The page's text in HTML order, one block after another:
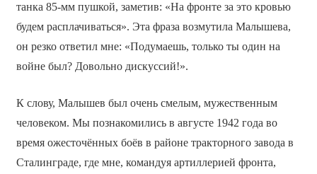
танка 85-мм пушкой, заметив: «На фронте за это кровью
будем расплачиваться». Эта фраза возмутила Малышева,
он резко ответил мне: «Подумаешь, только ты один на
войне был? Довольно дискуссий!».
К слову, Малышев был очень смелым, мужественным
человеком. Мы познакомились в августе 1942 года во
время ожесточённых боёв в районе тракторного завода в
Сталинграде, где мне, командуя артиллерией фронта,